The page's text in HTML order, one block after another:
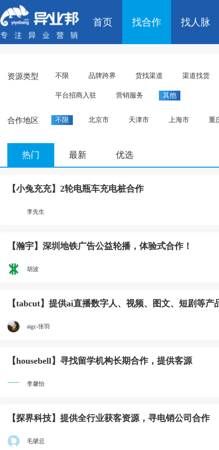
首页 找合作 找人脉
资源类型 不限 品牌跨界 货找渠道 渠道找货
平台招商入驻 营销服务 其他
合作地区 不限 北京市 天津市 上海市 重
热门 最新 优选
【小兔充充】2轮电瓶车充电桩合作
李先生
【瀚宇】深圳地铁广告公益轮播，体验式合作！
胡波
【tabcut】提供ai直播数字人、视频、图文、短剧等产
aigc-张羽
【housebell】寻找留学机构长期合作，提供客源
李馨怡
【探界科技】提供全行业获客资源，寻电销公司合作
毛肈忌